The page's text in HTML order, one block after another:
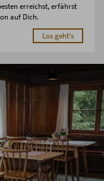
erreichst, erfährst
auf Dich.
Los geht's